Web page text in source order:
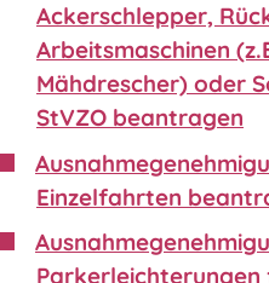
Ackerschlepper,
Arbeitsmaschinen
Mähdrescher) oder
StVZO beantragen
Einzelfahrten
Parkerleichterungen